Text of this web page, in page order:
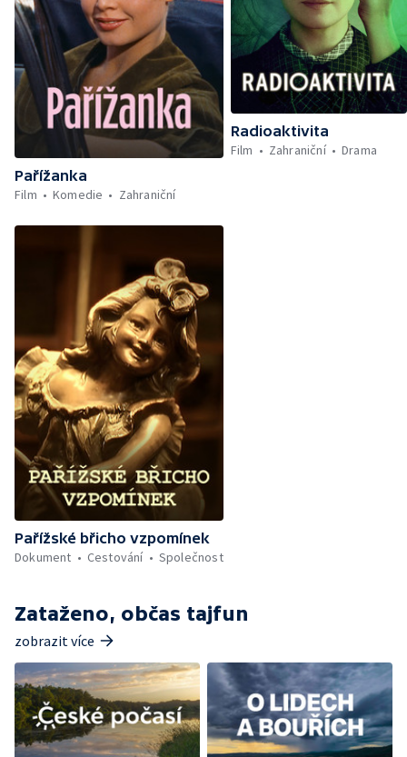
Pařížanka
Film
Komedie Zahraniční
Radioaktivita
Film
Zahraniční Drama
Pařížské břicho vzpomínek
Dokument
Cestování Společnost
Zataženo, občas tajfun
zobrazit více